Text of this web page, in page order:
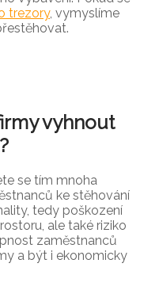
trezory, vymyslíme
vyhnout
se tím mnoha
ke stěhování
tedy poškození
ale také riziko
zaměstnanců
a být i ekonomicky